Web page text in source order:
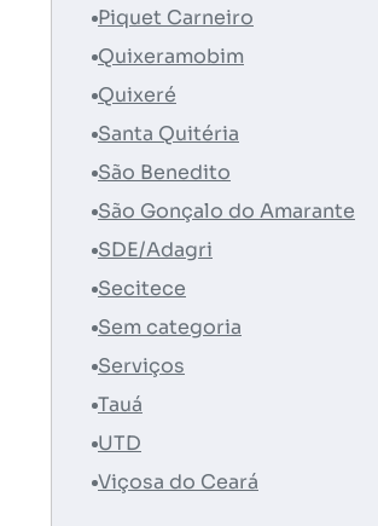
Piquet Carneiro
Quixeramobim
Quixeré
Santa Quitéria
São Benedito
São Gonçalo do Amarante
SDE/Adagri
Secitece
Sem categoria
Serviços
Tauá
UTD
Viçosa do Ceará